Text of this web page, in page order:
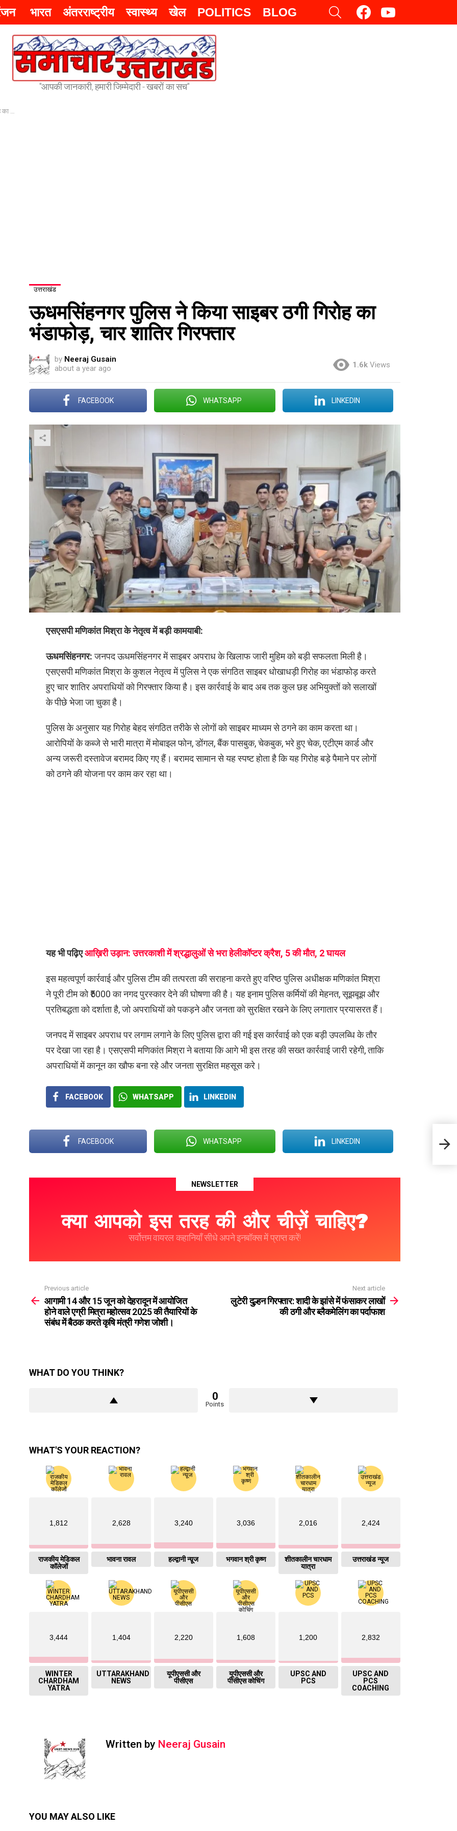
भारत अंतरराष्ट्रीय स्वास्थ्य खेल POLITICS BLOG SEARCH
"आपकी जानकारी, हमारी जिम्मेदारी - खबरों का सच"
उत्तराखंड
ऊधमसिंहनगर पुलिस ने किया साइबर ठगी गिरोह का
भंडाफोड़, चार शातिर गिरफ्तार
by Neeraj Gusain
about a year ago
1.6k Views
FACEBOOK WHATSAPP LINKEDIN
एसएसपी मणिकांत मिश्रा के नेतृत्व में बड़ी कामयाबी:
ऊधमसिंहनगर:जनपद ऊधमसिंहनगर में साइबर अपराध के खिलाफ जारी मुहिम को बड़ी सफलता मिली है।
एसएसपी मणिकांत मिश्रा के कुशल नेतृत्व में पुलिस ने एक संगठित साइबर धोखाधड़ी गिरोह का भंडाफोड़ करते
हुए चार शातिर अपराधियों को गिरफ्तार किया है। इस कार्रवाई के बाद अब तक कुल छह अभियुक्तों को सलाखों
के पीछे भेजा जा चुका है।
पुलिस के अनुसार यह गिरोह बेहद संगठित तरीके से लोगों को साइबर माध्यम से ठगने का काम करता था।
आरोपियों के कब्जे से भारी मात्रा में मोबाइल फोन, डोंगल, बैंक पासबुक, चेकबुक, भरे हुए चेक, एटीएम कार्ड और
अन्य जरूरी दस्तावेज बरामद किए गए हैं। बरामद सामान से यह स्पष्ट होता है कि यह गिरोह बड़े पैमाने पर लोगों
को ठगने की योजना पर काम कर रहा था।
यह भी पढ़िएआख़िरी उड़ान: उत्तरकाशी में श्रद्धालुओं से भरा हेलीकॉप्टर क्रैश, 5 की मौत, 2 घायल
इस महत्वपूर्ण कार्रवाई और पुलिस टीम की तत्परता की सराहना करते हुए वरिष्ठ पुलिस अधीक्षक मणिकांत मिश्रा
ने पूरी टीम को ₹5000 का नगद पुरस्कार देने की घोषणा की है। यह इनाम पुलिस कर्मियों की मेहनत, सूझबूझ और
प्रतिबद्धता को दर्शाता है, जो अपराधियों को पकड़ने और जनता को सुरक्षित रखने के लिए लगातार प्रयासरत हैं।
जनपद में साइबर अपराध पर लगाम लगाने के लिए पुलिस द्वारा की गई इस कार्रवाई को एक बड़ी उपलब्धि के तौर
पर देखा जा रहा है। एसएसपी मणिकांत मिश्रा ने बताया कि आगे भी इस तरह की सख्त कार्रवाई जारी रहेगी, ताकि
अपराधियों में कानून का खौफ बना रहे और जनता सुरक्षित महसूस करे।
FACEBOOK WHATSAPP LINKEDIN
FACEBOOK WHATSAPP LINKEDIN
NEWSLETTER
क्या आपको इस तरह की और चीज़ें चाहिए?
सर्वोत्तम वायरल कहानियाँ सीधे अपने इनबॉक्स में प्राप्त करें!
more
Previous article
आगामी 14 और 15 जून को देहरादून में आयोजित
होने वाले एग्री मित्रा महोत्सव 2025 की तैयारियों के
संबंध में बैठक करते कृषि मंत्री गणेश जोशी।
Next article
लुटेरी दुल्हन गिरफ्तार: शादी के झांसे में फंसाकर लाखों
की ठगी और ब्लैकमेलिंग का पर्दाफाश
WHAT DO YOU THINK?
0
Points
WHAT'S YOUR REACTION?
1,812
राजकीय मेडिकल
कॉलेजों
2,628
भावना रावल
3,240
हल्द्वानी न्य़ूज
3,036
भगवान श्री कृष्ण
2,016
शीतकालीन चारधाम
यात्रा
2,424
उत्तराखंड न्यूज
3,444
WINTER
CHARDHAM
YATRA
1,404
UTTARAKHAND
NEWS
2,220
यूपीएससी और
पीसीएस
1,608
यूपीएससी और
पीसीएस कोचिंग
1,200
UPSC AND
PCS
2,832
UPSC AND
PCS
COACHING
Written by Neeraj Gusain
YOU MAY ALSO LIKE
ठगी